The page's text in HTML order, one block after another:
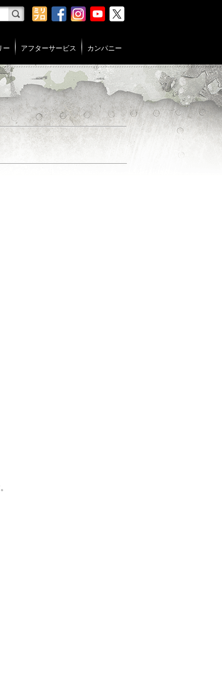
ー アフターサービス カンパニー